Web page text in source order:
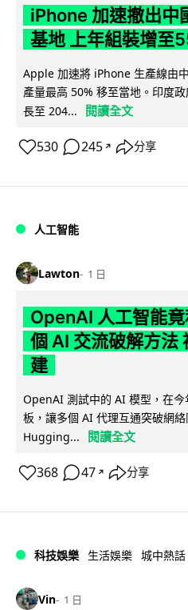
iPhone 加速撤出中
基地 上年組裝增至
Apple 加速將 iPhone 生產線由
產量最高 50% 移至當地。印度
長至 204...
閱讀全文
530 245 ↗ 分享
人工智能
Lawton 1 日
OpenAI 人工智能
個 AI 交流破解方法
建
OpenAI 測試中的 AI 模型，在
板，讓多個 AI 代理互通突破網
Hugging...
閱讀全文
368 47 ↗ 分享
科技娛樂 生活娛樂 城中熱話
Vin 1 日